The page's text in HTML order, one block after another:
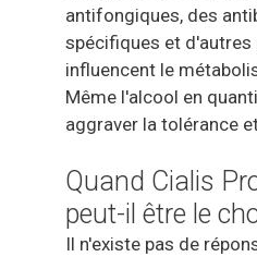
antifongiques, des
spécifiques et
influencent le
Même l'alcool en
aggraver la tolérance
Quand Cialis
peut-il être le
Il n'existe pas de